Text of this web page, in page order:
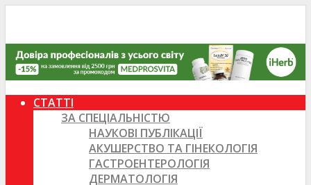
СТАТТІ
ЗА СПЕЦІАЛЬНІСТЮ
НАУКОВІ ПУБЛІКАЦІЇ
АКУШЕРСТВО ТА ГІНЕКОЛОГІЯ
ГАСТРОЕНТЕРОЛОГІЯ
ДЕРМАТОЛОГІЯ